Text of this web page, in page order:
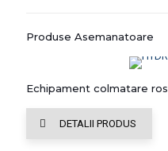
Produse Asemanatoare
Echipament colmatare
DETALII PRODUS